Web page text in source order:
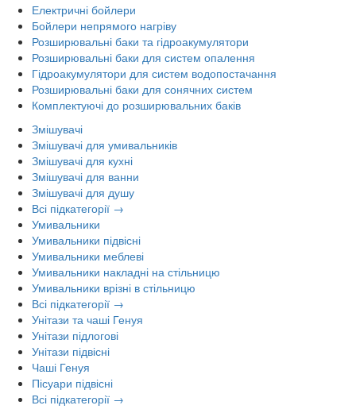
Електричні бойлери
Бойлери непрямого нагріву
Розширювальні баки та гідроакумулятори
Розширювальні баки для систем опалення
Гідроакумулятори для систем водопостачання
Розширювальні баки для сонячних систем
Комплектуючі до розширювальних баків
Змішувачі
Змішувачі для умивальників
Змішувачі для кухні
Змішувачі для ванни
Змішувачі для душу
Всі підкатегорії →
Умивальники
Умивальники підвісні
Умивальники меблеві
Умивальники накладні на стільницю
Умивальники врізні в стільницю
Всі підкатегорії →
Унітази та чаші Генуя
Унітази підлогові
Унітази підвісні
Чаші Генуя
Пісуари підвісні
Всі підкатегорії →